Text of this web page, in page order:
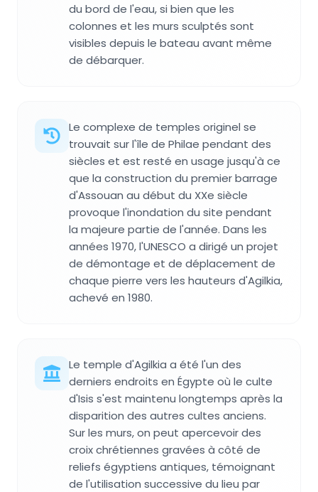
du bord de l'eau, si bien que les
colonnes et les murs sculptés sont
visibles depuis le bateau avant même
de débarquer.
Le complexe de temples originel se
trouvait sur l'île de Philae pendant des
siècles et est resté en usage jusqu'à ce
que la construction du premier barrage
d'Assouan au début du XXe siècle
provoque l'inondation du site pendant
la majeure partie de l'année. Dans les
années 1970, l'UNESCO a dirigé un projet
de démontage et de déplacement de
chaque pierre vers les hauteurs d'Agilkia,
achevé en 1980.
Le temple d'Agilkia a été l'un des
derniers endroits en Égypte où le culte
d'Isis s'est maintenu longtemps après la
disparition des autres cultes anciens.
Sur les murs, on peut apercevoir des
croix chrétiennes gravées à côté de
reliefs égyptiens antiques, témoignant
de l'utilisation successive du lieu par